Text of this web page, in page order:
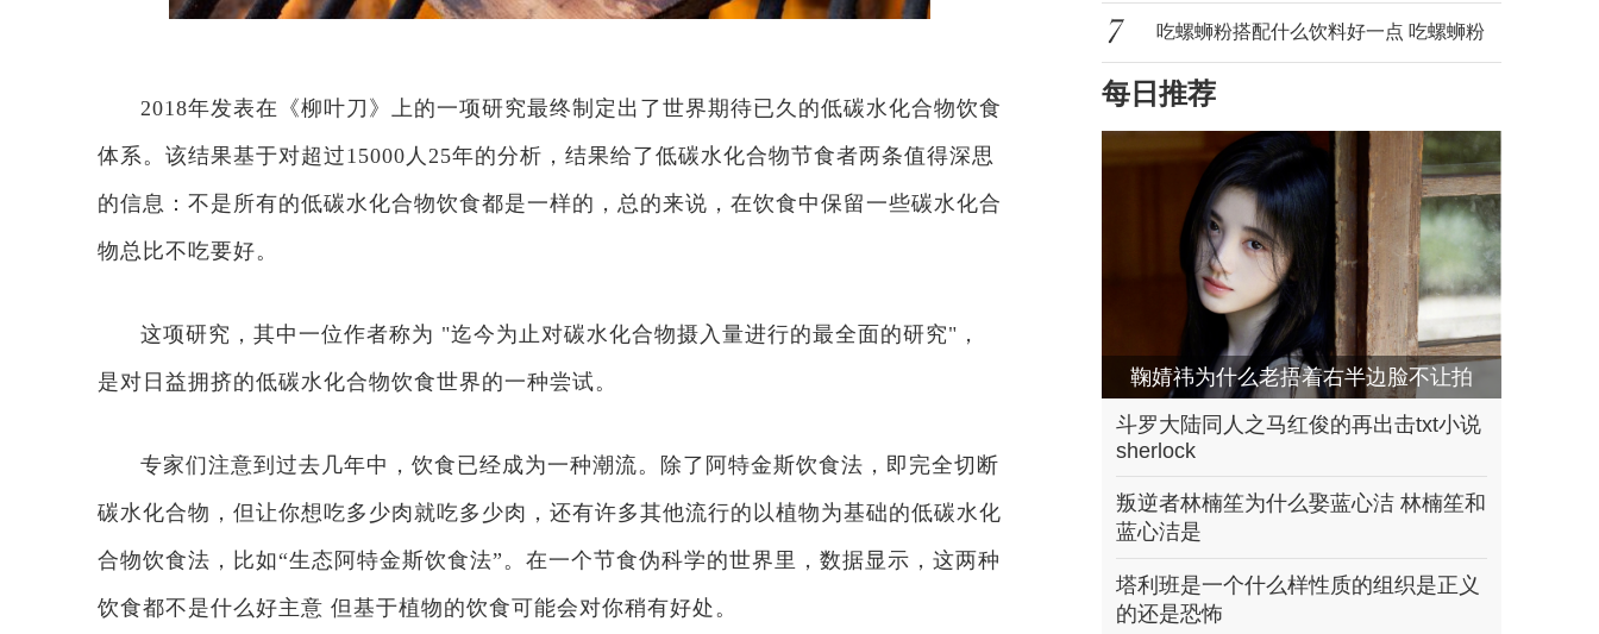
2018年发表在《柳叶刀》上的一项研究最终制定出了世界期待已久的低碳水化合物饮食
体系。该结果基于对超过15000人25年的分析，结果给了低碳水化合物节食者两条值得深思
的信息：不是所有的低碳水化合物饮食都是一样的，总的来说，在饮食中保留一些碳水化合
物总比不吃要好。
这项研究，其中一位作者称为 "迄今为止对碳水化合物摄入量进行的最全面的研究"，
是对日益拥挤的低碳水化合物饮食世界的一种尝试。
专家们注意到过去几年中，饮食已经成为一种潮流。除了阿特金斯饮食法，即完全切断
碳水化合物，但让你想吃多少肉就吃多少肉，还有许多其他流行的以植物为基础的低碳水化
合物饮食法，比如“生态阿特金斯饮食法”。在一个节食伪科学的世界里，数据显示，这两种
饮食都不是什么好主意 但基于植物的饮食可能会对你稍有好处。
国吗
吃螺蛳粉搭配什么饮料好一点 吃螺蛳粉
配什
每日推荐
鞠婧祎为什么老捂着右半边脸不让拍
左右脸不一
斗罗大陆同人之马红俊的再出击txt小说
sherlock
叛逆者林楠笙为什么娶蓝心洁 林楠笙和
蓝心洁是
塔利班是一个什么样性质的组织是正义
的还是恐怖